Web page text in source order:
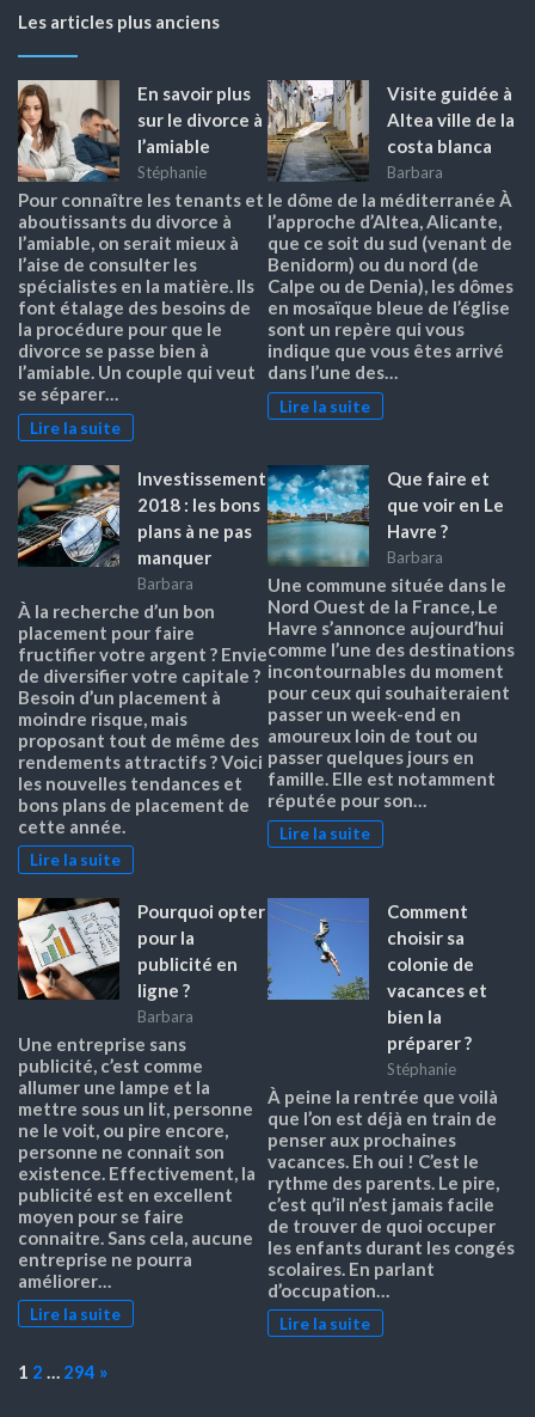
Les articles plus anciens
En savoir plus
sur le divorce à
l’amiable
Stéphanie
Pour connaître les tenants et
aboutissants du divorce à
l’amiable, on serait mieux à
l’aise de consulter les
spécialistes en la matière. Ils
font étalage des besoins de
la procédure pour que le
divorce se passe bien à
l’amiable. Un couple qui veut
se séparer…
Lire la suite
Visite guidée à
Altea ville de la
costa blanca
Barbara
le dôme de la méditerranée À
l’approche d’Altea, Alicante,
que ce soit du sud (venant de
Benidorm) ou du nord (de
Calpe ou de Denia), les dômes
en mosaïque bleue de l’église
sont un repère qui vous
indique que vous êtes arrivé
dans l’une des…
Lire la suite
Investissement
2018 : les bons
plans à ne pas
manquer
Barbara
À la recherche d’un bon
placement pour faire
fructifier votre argent ? Envie
de diversifier votre capitale ?
Besoin d’un placement à
moindre risque, mais
proposant tout de même des
rendements attractifs ? Voici
les nouvelles tendances et
bons plans de placement de
cette année.
Lire la suite
Que faire et
que voir en Le
Havre ?
Barbara
Une commune située dans le
Nord Ouest de la France, Le
Havre s’annonce aujourd’hui
comme l’une des destinations
incontournables du moment
pour ceux qui souhaiteraient
passer un week-end en
amoureux loin de tout ou
passer quelques jours en
famille. Elle est notamment
réputée pour son…
Lire la suite
Pourquoi opter
pour la
publicité en
ligne ?
Barbara
Une entreprise sans
publicité, c’est comme
allumer une lampe et la
mettre sous un lit, personne
ne le voit, ou pire encore,
personne ne connait son
existence. Effectivement, la
publicité est en excellent
moyen pour se faire
connaitre. Sans cela, aucune
entreprise ne pourra
améliorer…
Lire la suite
Comment
choisir sa
colonie de
vacances et
bien la
préparer ?
Stéphanie
À peine la rentrée que voilà
que l’on est déjà en train de
penser aux prochaines
vacances. Eh oui ! C’est le
rythme des parents. Le pire,
c’est qu’il n’est jamais facile
de trouver de quoi occuper
les enfants durant les congés
scolaires. En parlant
d’occupation…
Lire la suite
Page:
1 2 … 294 Next
»